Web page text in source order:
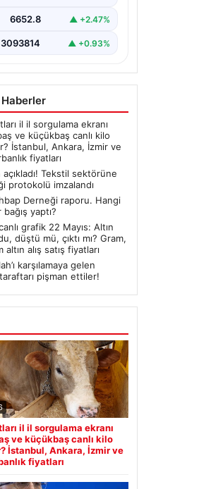
6652.8 ▲ +2.47%
3093814 ▲ +0.93%
il il sorgulama ekranı
ve küçükbaş canlı kilo
İstanbul, Ankara, İzmir ve
fiyatları
açıkladı! Tekstil sektörüne
protokolü imzalandı
Derneği raporu. Hangi
yaptı?
grafik 22 Mayıs: Altın
düştü mü, çıktı mı? Gram,
alış satış fiyatları
karşılamaya gelen
pişman ettiler!
il il sorgulama ekranı
ve küçükbaş canlı kilo
İstanbul, Ankara, İzmir ve
fiyatları